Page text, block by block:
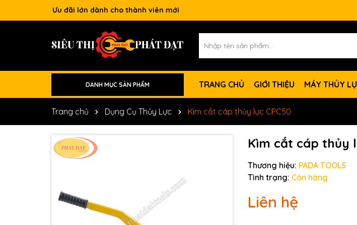
Ưu đãi lớn dành cho thành viên mới
DANH MỤC SẢN PHẨM TRANG CHỦ GIỚI THIỆU MÁY THỦY
Trang chủ Dụng Cụ Thủy Lực Kìm cắt cáp thủy lực CPC50
Kìm cắt cáp thủy
Thương hiệu: PADA TOOLS
Tình trạng: Còn hàng
Liên hệ